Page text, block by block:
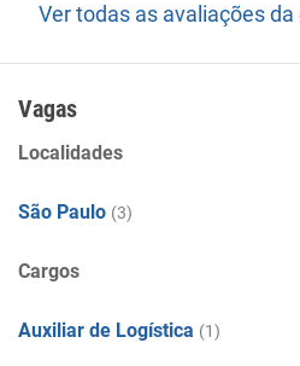
Ver todas as avaliações
Vagas
Localidades
São Paulo (3)
Cargos
Auxiliar de Logística (1)